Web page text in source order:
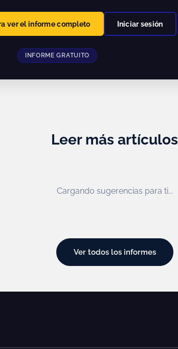
ver el informe completo Iniciar sesión
INFORME GRATUITO
Leer más artículos
Cargando sugerencias para ti...
Ver todos los informes